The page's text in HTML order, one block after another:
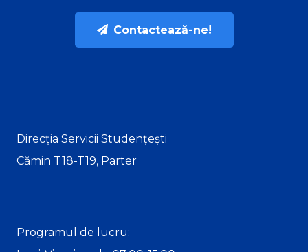
Contactează-ne!
Direcția Servicii Studențești
Cămin T18-T19, Parter
Programul de lucru: